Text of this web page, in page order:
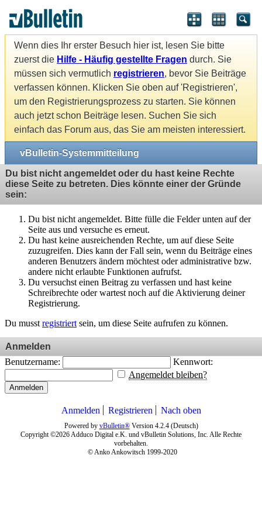
Wenn dies Ihr erster Besuch hier ist, lesen Sie bitte
zuerst die Hilfe - Häufig gestellte Fragen durch. Sie
müssen sich vermutlich registrieren, bevor Sie Beiträge
verfassen können. Klicken Sie oben auf 'Registrieren',
um den Registrierungsprozess zu starten. Sie können
auch jetzt schon Beiträge lesen. Suchen Sie sich
einfach das Forum aus, das Sie am meisten interessiert.
vBulletin-Systemmitteilung
Du bist nicht angemeldet oder du hast keine Rechte
diese Seite zu betreten. Dies könnte einer der Gründe
sein:
Du bist nicht angemeldet. Bitte fülle die Felder unten auf der
Seite aus und versuche es erneut.
Du hast keine ausreichenden Rechte, um auf diese Seite
zuzugreifen. Dies kann der Fall sein, wenn du Beiträge eines
anderen Benutzers ändern möchtest oder administrative bzw.
andere nicht erlaubte Funktionen aufrufst.
Du versuchst einen Beitrag zu verfassen und hast keine
Schreibrechte oder wartest noch auf die Aktivierung deiner
Registrierung.
Du musst registriert sein, um diese Seite aufrufen zu können.
Anmelden
Benutzername:
Kennwort:
Angemeldet bleiben?
Anmelden
Anmelden Registrieren Nach oben
Powered by vBulletin®Version 4.2.4 (Deutsch)
Copyright ©2026 Adduco Digital e.K. und vBulletin Solutions, Inc. Alle Rechte
vorbehalten.
© Anko Ankowitsch 1999-2020